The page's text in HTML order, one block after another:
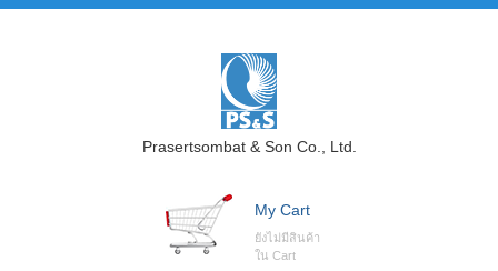
Prasertsombat & Son Co., Ltd.
My Cart
ยังไม่มีสินค้า
ใน Cart